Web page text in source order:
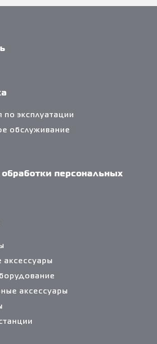
по эксплуатации
обслуживание
обработки персональных
аксессуары